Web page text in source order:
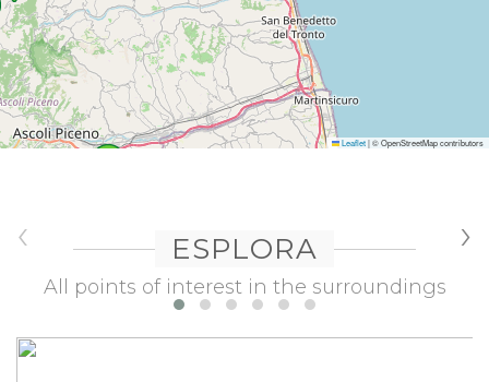
Leaflet|© OpenStreetMap contributors
ESPLORA
All points of interest in the surroundings
‹ ›